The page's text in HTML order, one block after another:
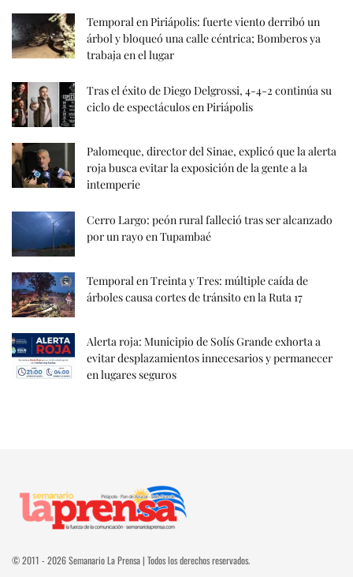
Temporal en Piriápolis: fuerte viento derribó un
árbol y bloqueó una calle céntrica; Bomberos ya
trabaja en el lugar
Tras el éxito de Diego Delgrossi, 4-4-2 continúa su
ciclo de espectáculos en Piriápolis
Palomeque, director del Sinae, explicó que la alerta
roja busca evitar la exposición de la gente a la
intemperie
Cerro Largo: peón rural falleció tras ser alcanzado
por un rayo en Tupambaé
Temporal en Treinta y Tres: múltiple caída de
árboles causa cortes de tránsito en la Ruta 17
Alerta roja: Municipio de Solís Grande exhorta a
evitar desplazamientos innecesarios y permanecer
en lugares seguros
© 2011 - 2026 Semanario La Prensa | Todos los derechos reservados.